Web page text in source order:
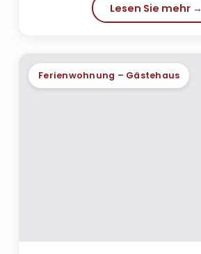
Lesen Sie mehr →
Ferienwohnung – Gästehaus